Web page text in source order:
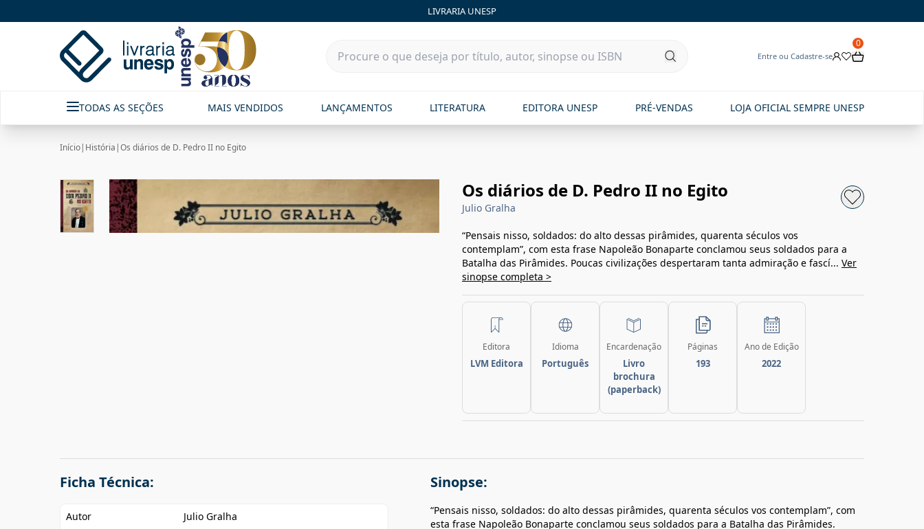
LIVRARIA UNESP
Entre ou Cadastre-se
0
TODAS AS SEÇÕES MAIS VENDIDOS LANÇAMENTOS LITERATURA EDITORA UNESP PRÉ-VENDAS LOJA OFICIAL SEMPRE UNESP
Início| História |Os diários de D. Pedro II no Egito
Os diários de D. Pedro II no Egito
Julio Gralha
“Pensais nisso, soldados: do alto dessas pirâmides, quarenta séculos vos
contemplam”, com esta frase Napoleão Bonaparte conclamou seus soldados para a
Batalha das Pirâmides. Poucas civilizações despertaram tanta admiração e fascí... Ver
sinopse completa >
Editora
LVM Editora
Idioma
Português
Encardenação
Livro
brochura
(paperback)
Páginas
193
Ano de Edição
2022
Ficha Técnica:
Autor
Julio Gralha
Sinopse:
“Pensais nisso, soldados: do alto dessas pirâmides, quarenta séculos vos contemplam”, com
esta frase Napoleão Bonaparte conclamou seus soldados para a Batalha das Pirâmides.